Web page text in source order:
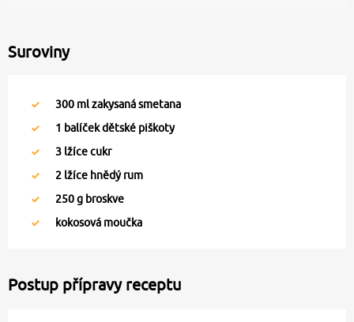
Suroviny
300 ml zakysaná smetana
1 balíček dětské piškoty
3 lžíce cukr
2 lžíce hnědý rum
250g broskve
kokosová moučka
Postup přípravy receptu